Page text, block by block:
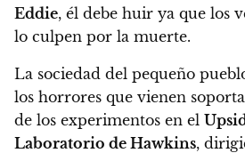
Eddie, él debe huir ya que los
lo culpen por la muerte.
La sociedad del pequeño
los horrores que vienen
de los experimentos en el
Laboratorio de Hawkins,